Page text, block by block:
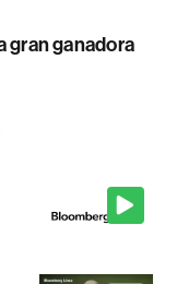
gran ganadora